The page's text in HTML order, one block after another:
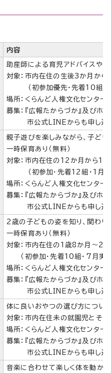
内容
助産師による育児アドバイスや
対象：市内在住の生後3か月か
（初参加優先・先着10組
場所：くらんど人権文化センタ
募集：『広報たからづか』及びホ
市公式LINEからも申し込み
親子遊びを楽しみながら、子ど
一時保育あり（無料）
対象：市内在住の12か月から1
（初参加・先着12組・1月
場所：くらんど人権文化センター
募集：『広報たからづか』及びホ
市公式LINEからも申し込み
2歳の子どもの姿を知り、関わり
一時保育あり（無料）
対象：市内在住の1歳8か月～2
（初参加・先着10組・7月実
場所：くらんど人権文化センター
募集：『広報たからづか』及びホ
市公式LINEからも申し込み
体に良いおやつの選び方につい
対象：市内在住未の就園児とそ
場所：くらんど人権文化センタ
募集：『広報たからづか』及びホ
市公式LINEからも申し込み
音楽に合わせて楽しく体を動か